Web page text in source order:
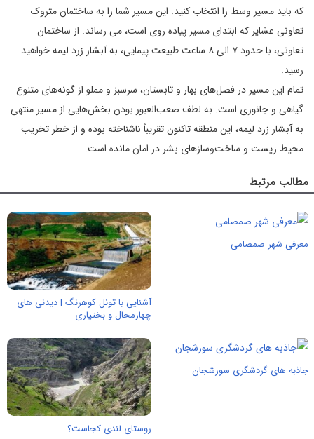
که باید مسیر وسط را انتخاب کنید. این مسیر شما را به ساختمان متروک
تعاونی عشایر که ابتدای مسیر پیاده روی است، می رساند. از ساختمان
تعاونی، با حدود ۷ الی ۸ ساعت طبیعت پیمایی، به آبشار زرد لیمه خواهید
رسید.
تمام این مسیر در فصل‌های بهار و تابستان، سرسبز و مملو از گونه‌های متنوع
گیاهی و جانوری است. به لطف صعب‌العبور بودن بخش‌هایی از مسیر منتهی
به آبشار زرد لیمه، این منطقه تاکنون تقریباً ناشناخته بوده و از خطر تخریب
محیط زیست و ساخت‌وسازهای بشر در امان مانده است.
مطالب مرتبط
معرفی شهر صمصامی
آشنایی با تونل کوهرنگ | دیدنی های
چهارمحال و بختیاری
جاذبه های گردشگری سورشجان
روستای لندی کجاست؟